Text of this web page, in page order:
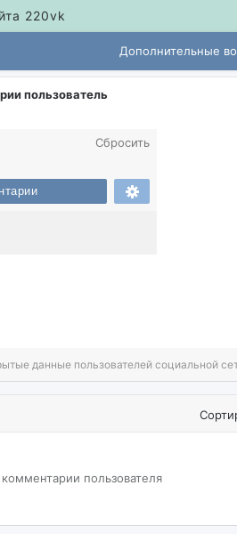
220vk
Дополнительные
пользователь
Сбросить
данные пользователей социальной
комментарии пользователя